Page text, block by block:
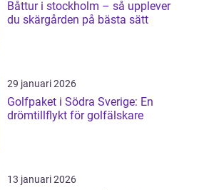
Båttur i stockholm – så upplever
du skärgården på bästa sätt
29 januari 2026
Golfpaket i Södra Sverige: En
drömtillflykt för golfälskare
13 januari 2026